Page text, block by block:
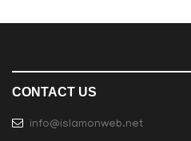
CONTACT US
info@islamonweb.net